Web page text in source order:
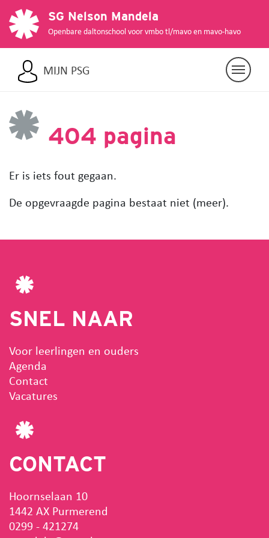
SG Nelson Mandela
Openbare daltonschool voor vmbo tl/mavo en mavo-havo
MIJN PSG
404 pagina
Er is iets fout gegaan.
De opgevraagde pagina bestaat niet (meer).
SNEL NAAR
Voor leerlingen en ouders
Agenda
Contact
Vacatures
CONTACT
Hoornselaan 10
1442 AX Purmerend
0299 - 421274